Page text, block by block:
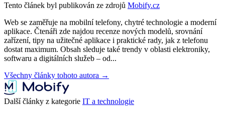
Tento článek byl publikován ze zdrojů Mobify.cz
Web se zaměřuje na mobilní telefony, chytré technologie a moderní
aplikace. Čtenáři zde najdou recenze nových modelů, srovnání
zařízení, tipy na užitečné aplikace i praktické rady, jak z telefonu
dostat maximum. Obsah sleduje také trendy v oblasti elektroniky,
softwaru a digitálních služeb – od...
Všechny články tohoto autora →
Další články z kategorie IT a technologie